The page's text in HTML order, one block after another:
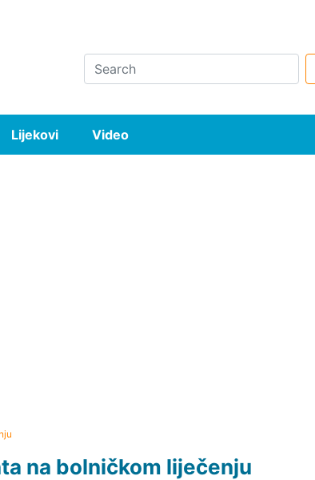
Search
Lijekovi Video
na bolničkom liječenju